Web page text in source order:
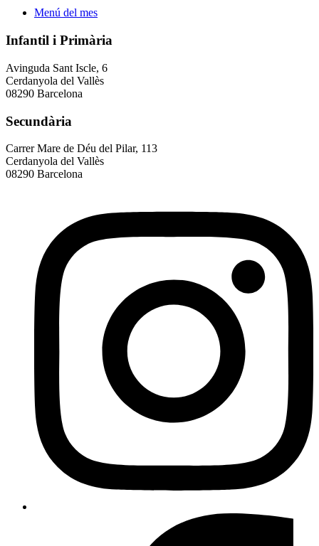
Menú del mes
Infantil i Primària
Avinguda Sant Iscle, 6
Cerdanyola del Vallès
08290 Barcelona
Secundària
Carrer Mare de Déu del Pilar, 113
Cerdanyola del Vallès
08290 Barcelona